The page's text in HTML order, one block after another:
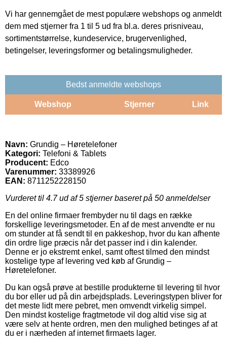
Vi har gennemgået de mest populære webshops og anmeldt
dem med stjerner fra 1 til 5 ud fra bl.a. deres prisniveau,
sortimentstørrelse, kundeservice, brugervenlighed,
betingelser, leveringsformer og betalingsmuligheder.
Bedst anmeldte webshops
Webshop Stjerner Link
Navn: Grundig – Høretelefoner
Kategori: Telefoni & Tablets
Producent: Edco
Varenummer: 33389926
EAN: 8711252228150
Vurderet til 4.7ud af 5 stjerner baseret på 50 anmeldelser
En del online firmaer frembyder nu til dags en række
forskellige leveringsmetoder. En af de mest anvendte er nu
om stunder at få sendt til en pakkeshop, hvor du kan afhente
din ordre lige præcis når det passer ind i din kalender.
Denne er jo ekstremt enkel, samt oftest tilmed den mindst
kostelige type af levering ved køb af Grundig –
Høretelefoner.
Du kan også prøve at bestille produkterne til levering til hvor
du bor eller ud på din arbejdsplads. Leveringstypen bliver for
det meste lidt mere pebret, men omvendt virkelig simpel.
Den mindst kostelige fragtmetode vil dog altid vise sig at
være selv at hente ordren, men den mulighed betinges af at
du er i nærheden af internet firmaets lager.